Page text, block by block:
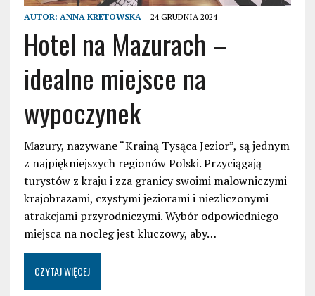
AUTOR: ANNA KRETOWSKA 24 GRUDNIA 2024
Hotel na Mazurach –
idealne miejsce na
wypoczynek
Mazury, nazywane “Krainą Tysąca Jezior”, są jednym
z najpiękniejszych regionów Polski. Przyciągają
turystów z kraju i zza granicy swoimi malowniczymi
krajobrazami, czystymi jeziorami i niezliczonymi
atrakcjami przyrodniczymi. Wybór odpowiedniego
miejsca na nocleg jest kluczowy, aby…
CZYTAJ WIĘCEJ